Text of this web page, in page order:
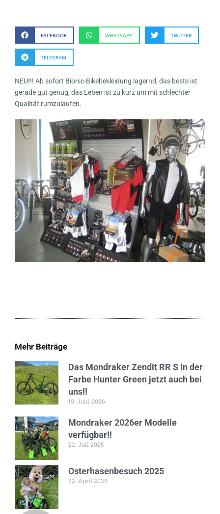
FACEBOOK WHATSAPP TWITTER
TELEGRAM
NEU!!! Ab sofort Bionic-Bikebekleidung lagernd, das beste ist
gerade gut genug, das Leben ist zu kurz um mit schlechter
Qualität rumzulaufen.
Mehr Beiträge
Das Mondraker Zendit RR S in der
Farbe Hunter Green jetzt auch bei
uns!!
19. Juni 2026
Mondraker 2026er Modelle
verfügbar!!
22. Juli 2025
Osterhasenbesuch 2025
22. April 2025